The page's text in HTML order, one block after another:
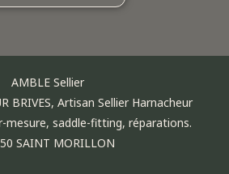
AMBLE Sellier
BRIVES, Artisan Sellier Harnacheur
mesure, saddle-fitting, réparations.
SAINT MORILLON